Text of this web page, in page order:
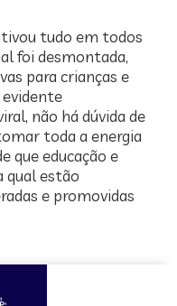
tudo em todos
foi desmontada,
para crianças e
não há dúvida de
toda a energia
que educação e
qual estão
e promovidas